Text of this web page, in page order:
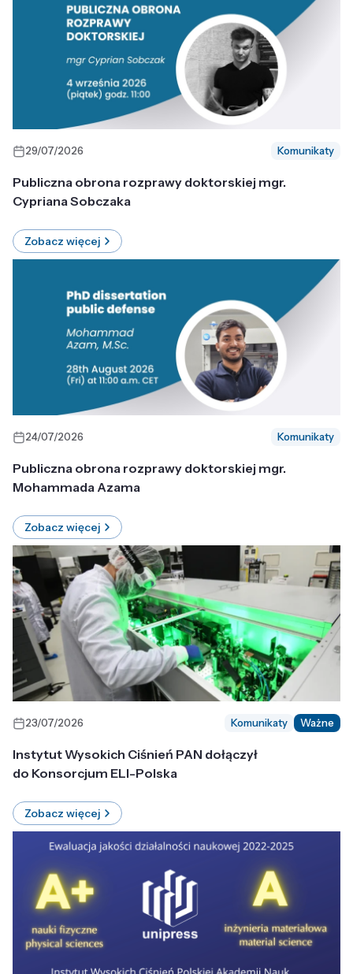
29/07/2026 Komunikaty
Publiczna obrona rozprawy doktorskiej mgr.
Cypriana Sobczaka
Zobacz więcej
24/07/2026 Komunikaty
Publiczna obrona rozprawy doktorskiej mgr.
Mohammada Azama
Zobacz więcej
23/07/2026 Komunikaty Ważne
Instytut Wysokich Ciśnień PAN dołączył
do Konsorcjum ELI-Polska
Zobacz więcej